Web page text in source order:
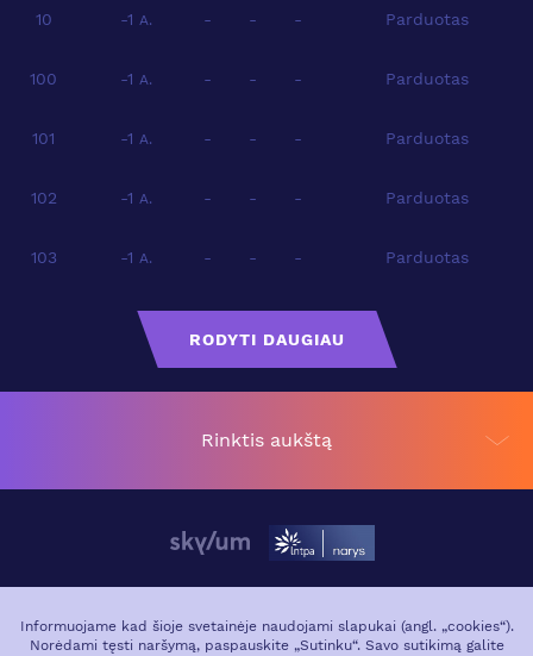
10 -1 A. - - - Parduotas
100 -1 A. - - - Parduotas
101 -1 A. - - - Parduotas
102 -1 A. - - - Parduotas
103 -1 A. - - - Parduotas
RODYTI DAUGIAU
Rinktis aukštą
VIETA MIESTE
GALERIJA
Informuojame kad šioje svetainėje naudojami slapukai (angl. „cookies“).
Norėdami tęsti naršymą, paspauskite „Sutinku“. Savo sutikimą galite